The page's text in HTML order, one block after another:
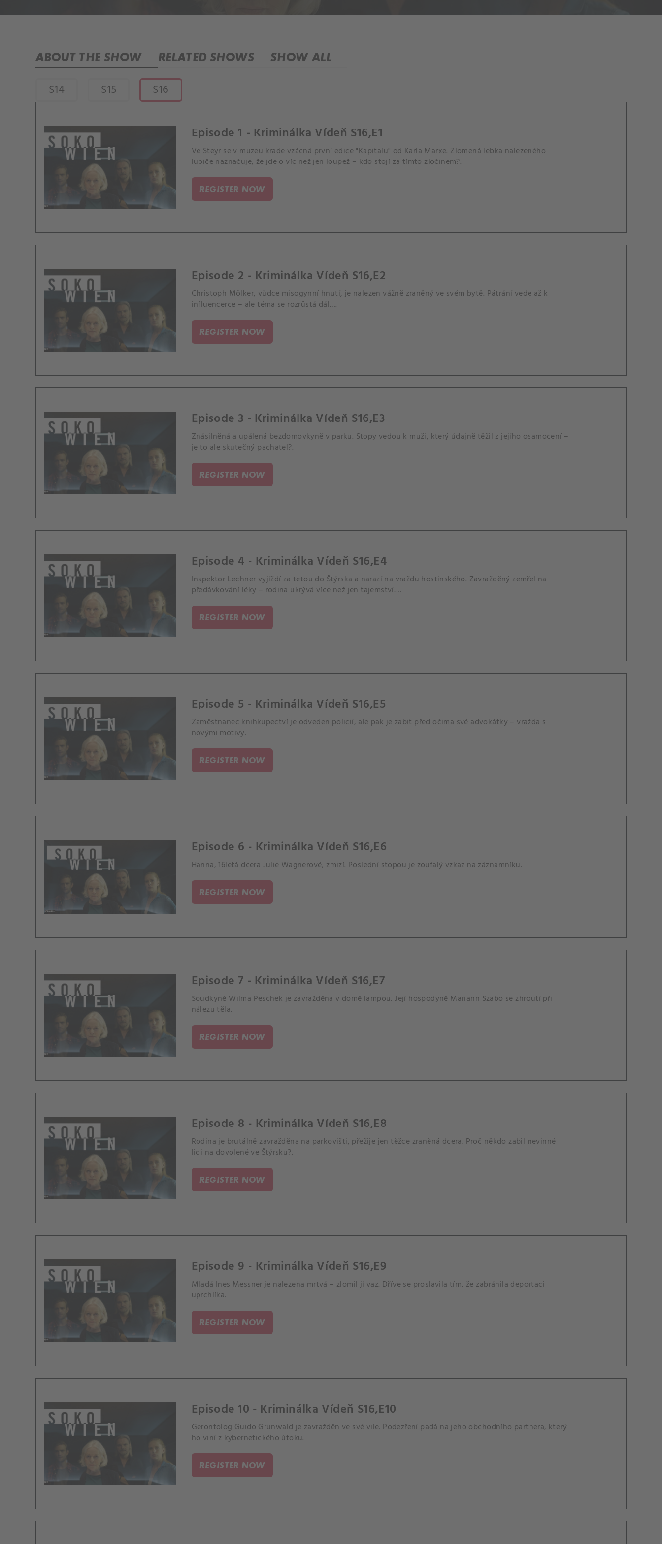
ABOUT THE SHOW RELATED SHOWS SHOW ALL
S14 S15 S16
Episode 1 - Kriminálka Vídeň S16,E1
Ve Steyr se v muzeu krade vzácná první edice "Kapitalu" od Karla Marxe. Zlomená lebka nalezeného
lupiče naznačuje, že jde o víc než jen loupež – kdo stojí za tímto zločinem?.
REGISTER NOW
Episode 2 - Kriminálka Vídeň S16,E2
Christoph Mölker, vůdce misogynní hnutí, je nalezen vážně zraněný ve svém bytě. Pátrání vede až k
influencerce – ale téma se rozrůstá dál….
REGISTER NOW
Episode 3 - Kriminálka Vídeň S16,E3
Znásilněná a upálená bezdomovkyně v parku. Stopy vedou k muži, který údajně těžil z jejího osamocení –
je to ale skutečný pachatel?.
REGISTER NOW
Episode 4 - Kriminálka Vídeň S16,E4
Inspektor Lechner vyjíždí za tetou do Štýrska a narazí na vraždu hostinského. Zavražděný zemřel na
předávkování léky – rodina ukrývá více než jen tajemství….
REGISTER NOW
Episode 5 - Kriminálka Vídeň S16,E5
Zaměstnanec knihkupectví je odveden policií, ale pak je zabit před očima své advokátky – vražda s
novými motivy.
REGISTER NOW
Episode 6 - Kriminálka Vídeň S16,E6
Hanna, 16letá dcera Julie Wagnerové, zmizí. Poslední stopou je zoufalý vzkaz na záznamníku.
REGISTER NOW
Episode 7 - Kriminálka Vídeň S16,E7
Soudkyně Wilma Peschek je zavražděna v domě lampou. Její hospodyně Mariann Szabo se zhroutí při
nálezu těla.
REGISTER NOW
Episode 8 - Kriminálka Vídeň S16,E8
Rodina je brutálně zavražděna na parkovišti, přežije jen těžce zraněná dcera. Proč někdo zabil nevinné
lidi na dovolené ve Štýrsku?.
REGISTER NOW
Episode 9 - Kriminálka Vídeň S16,E9
Mladá Ines Messner je nalezena mrtvá – zlomil jí vaz. Dříve se proslavila tím, že zabránila deportaci
uprchlíka.
REGISTER NOW
Episode 10 - Kriminálka Vídeň S16,E10
Gerontolog Guido Grünwald je zavražděn ve své vile. Podezření padá na jeho obchodního partnera, který
ho viní z kybernetického útoku.
REGISTER NOW